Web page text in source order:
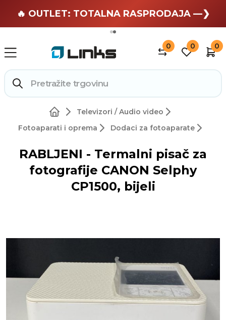
🏄 Zaslužuješ odmor —❯
🔥 OUTLET: TOTALNA RASPRODAJA —❯
0 0 0
Televizori / Audio video
Fotoaparati i oprema
Dodaci za fotoaparate
RABLJENI - Termalni pisač za
fotografije CANON Selphy
CP1500, bijeli